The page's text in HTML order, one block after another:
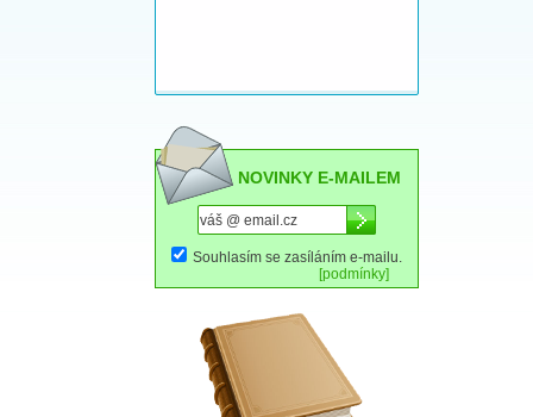
NOVINKY E-MAILEM
Souhlasím se zasíláním e-mailu.
[podmínky]